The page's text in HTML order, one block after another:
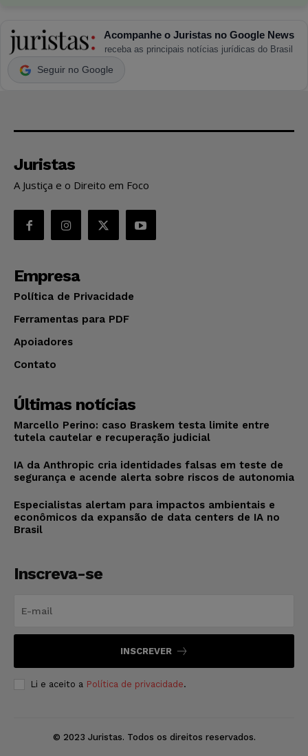
Acompanhe o Juristas no Google News
receba as principais notícias jurídicas do Brasil
Seguir no Google
Juristas
A Justiça e o Direito em Foco
Empresa
Política de Privacidade
Ferramentas para PDF
Apoiadores
Contato
Últimas notícias
Marcello Perino: caso Braskem testa limite entre
tutela cautelar e recuperação judicial
IA da Anthropic cria identidades falsas em teste de
segurança e acende alerta sobre riscos de autonomia
Especialistas alertam para impactos ambientais e
econômicos da expansão de data centers de IA no
Brasil
Inscreva-se
INSCREVER
Li e aceito a Política de privacidade.
© 2023 Juristas. Todos os direitos reservados.